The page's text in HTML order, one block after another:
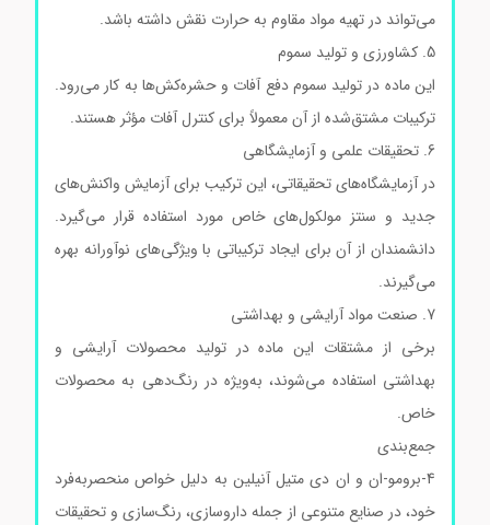
می‌تواند در تهیه مواد مقاوم به حرارت نقش داشته باشد.
این ماده در تولید سموم دفع آفات و حشره‌کش‌ها به کار می‌رود.
ترکیبات مشتق‌شده از آن معمولاً برای کنترل آفات مؤثر هستند.
در آزمایشگاه‌های تحقیقاتی، این ترکیب برای آزمایش واکنش‌های
جدید و سنتز مولکول‌های خاص مورد استفاده قرار می‌گیرد.
دانشمندان از آن برای ایجاد ترکیباتی با ویژگی‌های نوآورانه بهره
می‌گیرند.
برخی از مشتقات این ماده در تولید محصولات آرایشی و
بهداشتی استفاده می‌شوند، به‌ویژه در رنگ‌دهی به محصولات
خاص.
جمع‌بندی
4-برومو-ان و ان دی متیل آنیلین به دلیل خواص منحصر‌به‌فرد
خود، در صنایع متنوعی از جمله داروسازی، رنگ‌سازی و تحقیقات